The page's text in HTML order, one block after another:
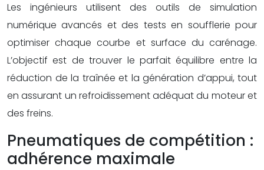
Les ingénieurs utilisent des outils de simulation
numérique avancés et des tests en soufflerie pour
optimiser chaque courbe et surface du carénage.
L’objectif est de trouver le parfait équilibre entre la
réduction de la traînée et la génération d’appui, tout
en assurant un refroidissement adéquat du moteur et
des freins.
Pneumatiques de compétition :
adhérence maximale